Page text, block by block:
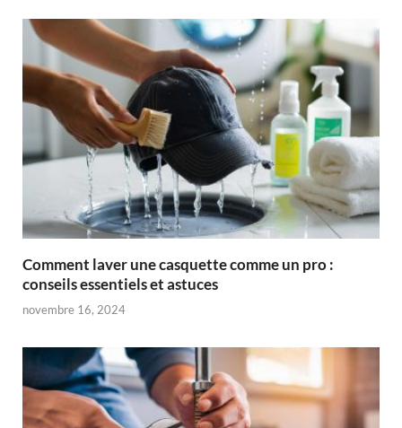
Comment laver une casquette comme un pro :
conseils essentiels et astuces
novembre 16, 2024